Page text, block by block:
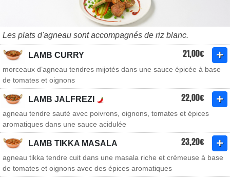
Les plats d'agneau sont accompagnés de riz blanc.
LAMB CURRY 21,00€
morceaux d’agneau tendres mijotés dans une sauce épicée à base
de tomates et oignons
LAMB JALFREZI 22,00€
agneau tendre sauté avec poivrons, oignons, tomates et épices
aromatiques dans une sauce acidulée
LAMB TIKKA MASALA 23,20€
agneau tikka tendre cuit dans une masala riche et crémeuse à base
de tomates et oignons avec des épices aromatiques